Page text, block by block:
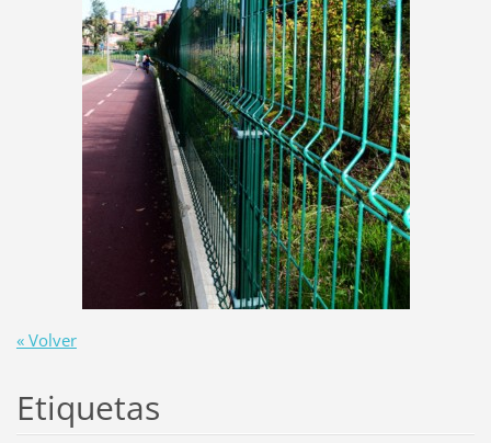
« Volver
Etiquetas